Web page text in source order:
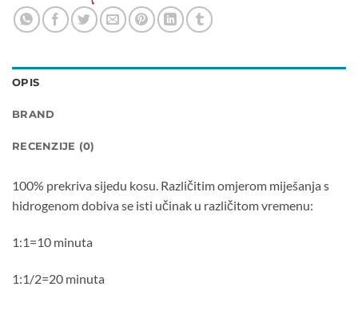
OPIS
BRAND
RECENZIJE (0)
100% prekriva sijedu kosu. Različitim omjerom miješanja s
hidrogenom dobiva se isti učinak u različitom vremenu:
1:1=10 minuta
1:1/2=20 minuta